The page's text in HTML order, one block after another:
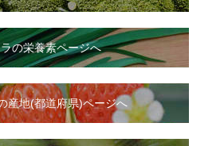
の栄養素ページへ
産地(都道府県)ページへ